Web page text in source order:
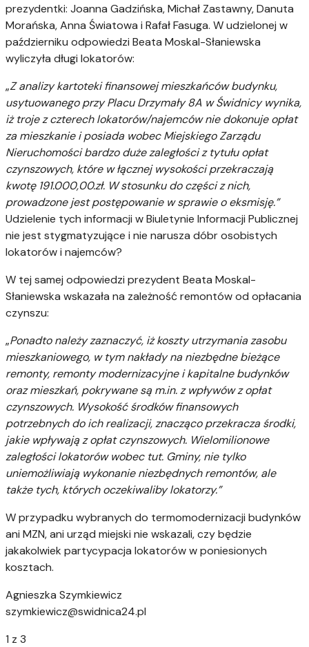
prezydentki: Joanna Gadzińska, Michał Zastawny, Danuta
Morańska, Anna Światowa i Rafał Fasuga. W udzielonej w
październiku odpowiedzi Beata Moskal-Słaniewska
wyliczyła długi lokatorów:
„Z analizy kartoteki finansowej mieszkańców budynku,
usytuowanego przy Placu Drzymały 8A w Świdnicy wynika,
iż troje z czterech lokatorów/najemców nie dokonuje opłat
za mieszkanie i posiada wobec Miejskiego Zarządu
Nieruchomości bardzo duże zaległości z tytułu opłat
czynszowych, które w łącznej wysokości przekraczają
kwotę 191.000,00.zł. W stosunku do części z nich,
prowadzone jest postępowanie w sprawie o eksmisję.”
Udzielenie tych informacji w Biuletynie Informacji Publicznej
nie jest stygmatyzujące i nie narusza dóbr osobistych
lokatorów i najemców?
W tej samej odpowiedzi prezydent Beata Moskal-
Słaniewska wskazała na zależność remontów od opłacania
czynszu:
„Ponadto należy zaznaczyć, iż koszty utrzymania zasobu
mieszkaniowego, w tym nakłady na niezbędne bieżące
remonty, remonty modernizacyjne i kapitalne budynków
oraz mieszkań, pokrywane są m.in. z wpływów z opłat
czynszowych. Wysokość środków finansowych
potrzebnych do ich realizacji, znacząco przekracza środki,
jakie wpływają z opłat czynszowych. Wielomilionowe
zaległości lokatorów wobec tut. Gminy, nie tylko
uniemożliwiają wykonanie niezbędnych remontów, ale
także tych, których oczekiwaliby lokatorzy.”
W przypadku wybranych do termomodernizacji budynków
ani MZN, ani urząd miejski nie wskazali, czy będzie
jakakolwiek partycypacja lokatorów w poniesionych
kosztach.
Agnieszka Szymkiewicz
szymkiewicz@swidnica24.pl
1 z 3